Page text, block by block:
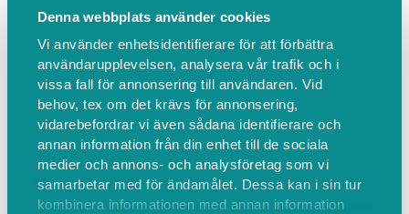
Denna webbplats använder cookies
Vi använder enhetsidentifierare för att förbättra
användarupplevelsen, analysera vår trafik och i
vissa fall för annonsering till användaren. Vid
behov, tex om det krävs för annonsering,
vidarebefordrar vi även sådana identifierare och
annan information från din enhet till de sociala
medier och annons- och analysföretag som vi
samarbetar med för ändamålet. Dessa kan i sin tur
kombinera informationen med annan information
hämtas kl18-19 första hyresdatumet och
lämnas senast kl18 sista hyresdatumet
475 SEK (inkl. moms)
Välj uthyrningsperiod
Välj period och längd och välj sedan